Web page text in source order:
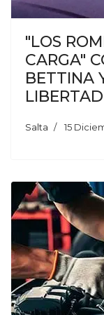
"LOS
CARGA"
BETTINA
Salta 15